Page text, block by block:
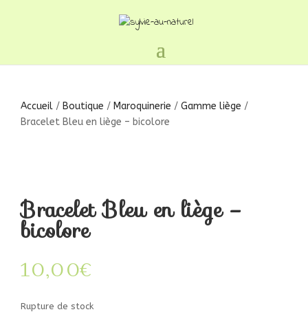
Accueil / Boutique / Maroquinerie / Gamme liège /
Bracelet Bleu en liège – bicolore
Bracelet Bleu en liège –
bicolore
10,00€
Rupture de stock